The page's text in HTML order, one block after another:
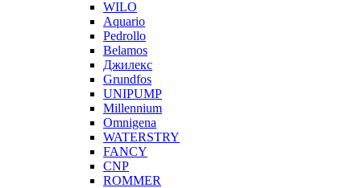
WILO
Aquario
Pedrollo
Belamos
Джилекс
Grundfos
UNIPUMP
Millennium
Omnigena
WATERSTRY
FANCY
CNP
ROMMER